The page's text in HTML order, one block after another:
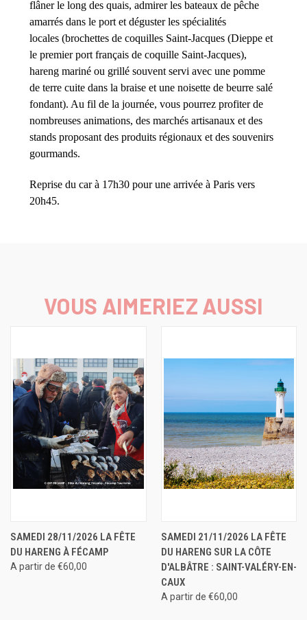
flâner le long des quais, admirer les bateaux de pêche
amarrés dans le port et déguster les spécialités
locales (brochettes de coquilles Saint-Jacques (Dieppe et
le premier port français de coquille Saint-Jacques),
hareng mariné ou grillé souvent servi avec une pomme
de terre cuite dans la braise et une noisette de beurre salé
fondant). Au fil de la journée, vous pourrez profiter de
nombreuses animations, des marchés artisanaux et des
stands proposant des produits régionaux et des souvenirs
gourmands.
Reprise du car à 17h30 pour une arrivée à Paris vers
20h45.
VOUS AIMERIEZ AUSSI
SAMEDI 28/11/2026 LA FÊTE
DU HARENG À FÉCAMP
A partir de €60,00
SAMEDI 21/11/2026 LA FÊTE
DU HARENG SUR LA CÔTE
D'ALBÂTRE : SAINT-VALÉRY-EN-
CAUX
A partir de €60,00